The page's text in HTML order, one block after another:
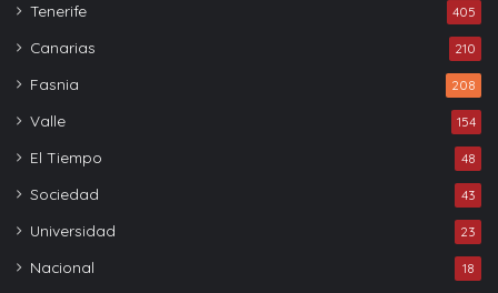
Tenerife 405
Canarias 210
Fasnia 208
Valle 154
El Tiempo 48
Sociedad 43
Universidad 23
Nacional 18